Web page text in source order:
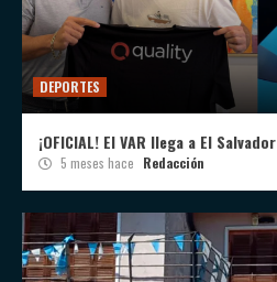
DEPORTES
¡OFICIAL! El VAR llega a El Salvador
5 meses hace Redacción